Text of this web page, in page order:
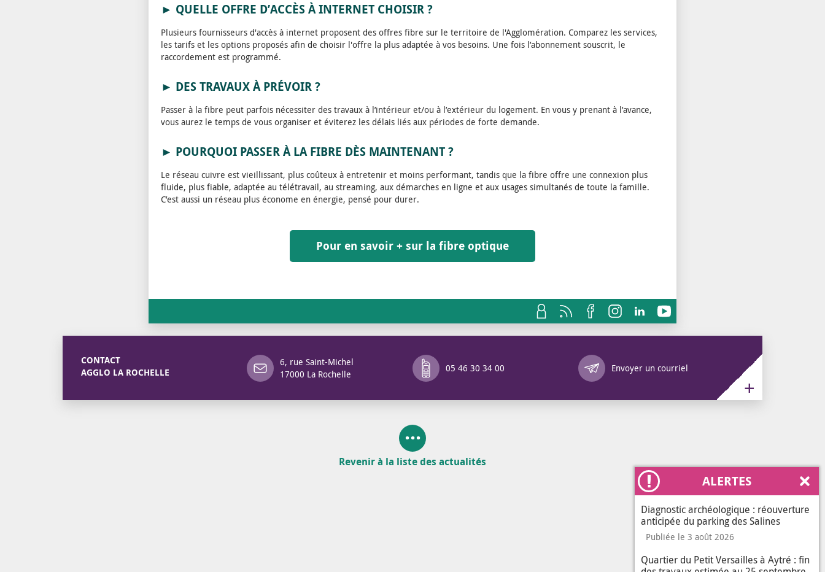
ALERTES
Diagnostic archéologique : réouverture
anticipée du parking des Salines
Publiée le 3 août 2026
Quartier du Petit Versailles à Aytré : fin
► QUELLE OFFRE D’ACCÈS À INTERNET CHOISIR ?
Plusieurs fournisseurs d'accès à internet proposent des offres fibre sur le territoire de l'Agglomération. Comparez les services,
les tarifs et les options proposés afin de choisir l'offre la plus adaptée à vos besoins. Une fois l’abonnement souscrit, le
raccordement est programmé.
► DES TRAVAUX À PRÉVOIR ?
Passer à la fibre peut parfois nécessiter des travaux à l’intérieur et/ou à l’extérieur du logement. En vous y prenant à l’avance,
vous aurez le temps de vous organiser et éviterez les délais liés aux périodes de forte demande.
► POURQUOI PASSER À LA FIBRE DÈS MAINTENANT ?
Le réseau cuivre est vieillissant, plus coûteux à entretenir et moins performant, tandis que la fibre offre une connexion plus
fluide, plus fiable, adaptée au télétravail, au streaming, aux démarches en ligne et aux usages simultanés de toute la famille.
C’est aussi un réseau plus économe en énergie, pensé pour durer.
Pour en savoir + sur la fibre optique
CONTACT
AGGLO LA ROCHELLE
6, rue Saint-Michel
17000 La Rochelle
05 46 30 34 00 Envoyer un courriel
Annuaire des services
Revenir à la liste des actualités